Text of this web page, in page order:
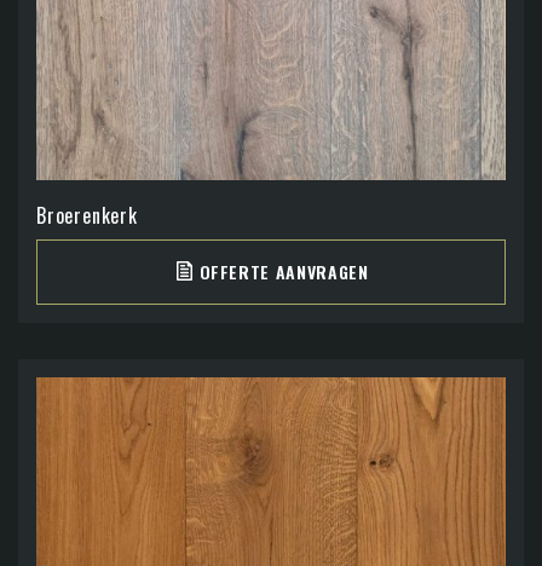
Broerenkerk
OFFERTE AANVRAGEN